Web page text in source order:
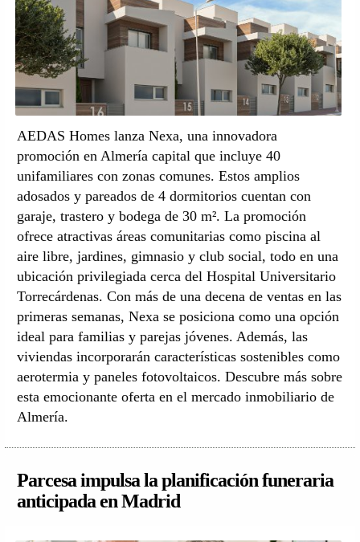
AEDAS Homes lanza Nexa, una innovadora
promoción en Almería capital que incluye 40
unifamiliares con zonas comunes. Estos amplios
adosados y pareados de 4 dormitorios cuentan con
garaje, trastero y bodega de 30 m². La promoción
ofrece atractivas áreas comunitarias como piscina al
aire libre, jardines, gimnasio y club social, todo en una
ubicación privilegiada cerca del Hospital Universitario
Torrecárdenas. Con más de una decena de ventas en las
primeras semanas, Nexa se posiciona como una opción
ideal para familias y parejas jóvenes. Además, las
viviendas incorporarán características sostenibles como
aerotermia y paneles fotovoltaicos. Descubre más sobre
esta emocionante oferta en el mercado inmobiliario de
Almería.
Parcesa impulsa la planificación funeraria
anticipada en Madrid